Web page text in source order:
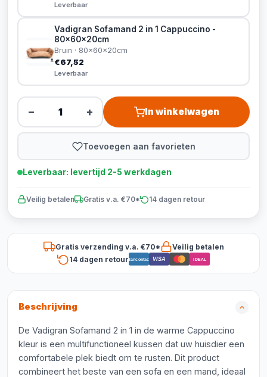
Leverbaar
Vadigran Sofamand 2 in 1 Cappuccino -
80x60x20cm
Bruin · 80x60x20cm
€67,52
Leverbaar
− + In winkelwagen
Toevoegen aan favorieten
Leverbaar: levertijd 2-5 werkdagen
Veilig betalen Gratis v.a. €70* 14 dagen retour
Gratis verzending v.a. €70*
Veilig betalen
14 dagen retourBancontact VISA iDEAL
Beschrijving
De Vadigran Sofamand 2 in 1 in de warme Cappuccino
kleur is een multifunctioneel kussen dat uw huisdier een
comfortabele plek biedt om te rusten. Dit product
combineert het beste van een sofa en een mand, ideaal